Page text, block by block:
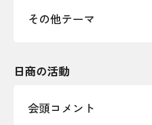
雇用・労働・人材確保
令和６年能登半島地震関連
その他テーマ
インボイス制度
日商の活動
会頭コメント